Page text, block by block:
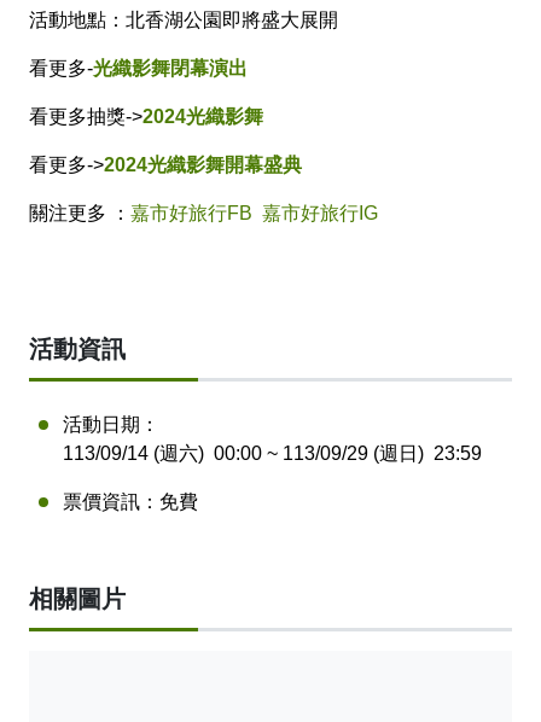
活動地點：北香湖公園即將盛大展開
看更多-光織影舞閉幕演出
看更多抽獎->2024光織影舞
看更多->2024光織影舞開幕盛典
關注更多 ： 嘉市好旅行FB 嘉市好旅行IG
活動資訊
活動日期：
113/09/14 (週六) 00:00 ~ 113/09/29 (週日) 23:59
票價資訊： 免費
相關圖片